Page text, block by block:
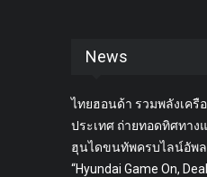
News
ไทยฮอนด้า รวมพลังเครื
ประเทศ ถ่ายทอดทิศทาง
ฮุนไดขนทัพครบไลน์อัพ
“Hyundai Game On, Deal